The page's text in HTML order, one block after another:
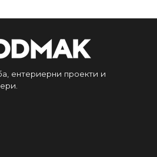
ентериерни проекти и